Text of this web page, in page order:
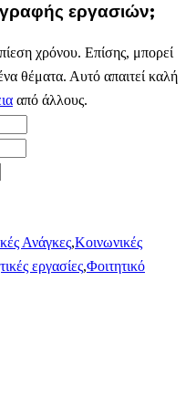
εργασιών;
χρόνου. Επίσης, μπορεί
θέματα. Αυτό απαιτεί καλή
από άλλους.
Ανάγκες,Κοινωνικές
εργασίες,Φοιτητικό